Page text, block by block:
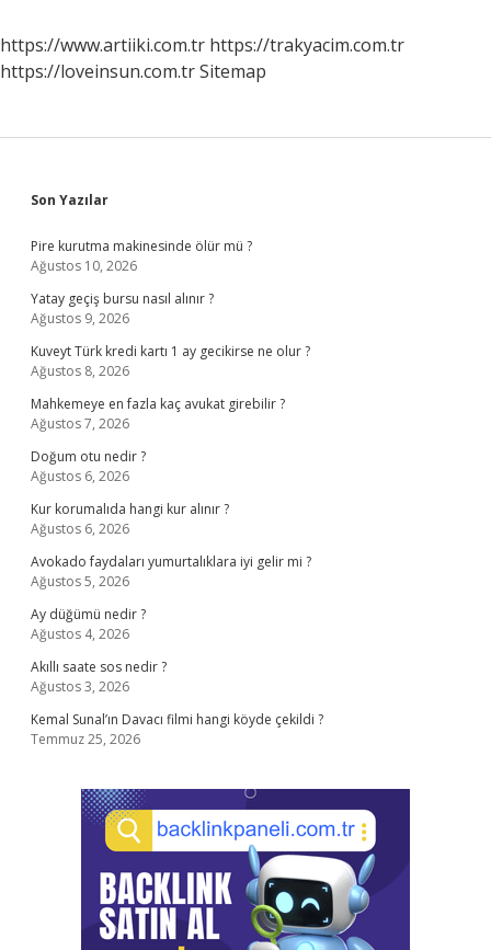
Mu
https://www.artiiki.com.tr https://trakyacim.com.tr
https://loveinsun.com.trSitemap
Sidebar
Son Yazılar
Pire kurutma makinesinde ölür mü ?
Ağustos 10, 2026
Yatay geçiş bursu nasıl alınır ?
Ağustos 9, 2026
Kuveyt Türk kredi kartı 1 ay gecikirse ne olur ?
Ağustos 8, 2026
Mahkemeye en fazla kaç avukat girebilir ?
Ağustos 7, 2026
Doğum otu nedir ?
Ağustos 6, 2026
Kur korumalıda hangi kur alınır ?
Ağustos 6, 2026
Avokado faydaları yumurtalıklara iyi gelir mi ?
Ağustos 5, 2026
Ay düğümü nedir ?
Ağustos 4, 2026
Akıllı saate sos nedir ?
Ağustos 3, 2026
Kemal Sunal’ın Davacı filmi hangi köyde çekildi ?
Temmuz 25, 2026